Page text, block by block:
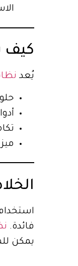
كيف
يُعد
فائدة.
يمكن